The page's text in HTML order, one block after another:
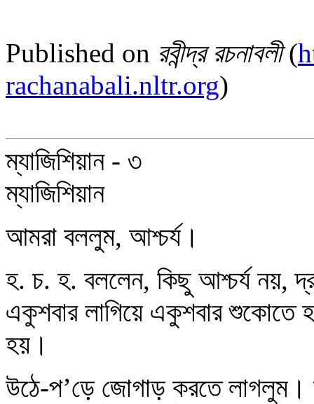
Published on রবীন্দ্র রচনাবলী(
rachanabali.nltr.org)
ম্যাজিশিয়ান - ৩
ম্যাজিশিয়ান
আমরা বললুম, আশ্চর্য।
হ. চ. হ. বললেন, কিছু আশ্চর্য নয়,
একুশবার লাগিয়ে একুশবার শুকোতে
হয়।
উঠে-প’ড়ে জোগাড় করতে